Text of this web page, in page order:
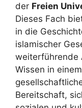
der Freien
Dieses Fach
in die
islamischer
weiterführende
Wissen in
Bereitschaft,